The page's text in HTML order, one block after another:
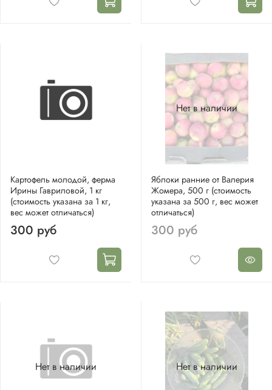
Картофель молодой, ферма
Ирины Гавриловой, 1 кг
(стоимость указана за 1 кг,
вес может отличаться)
300 руб
Нет в наличии
Яблоки ранние от Валерия
Жомера, 500 г (стоимость
указана за 500 г, вес может
отличаться)
300 руб
Нет в наличии Нет в наличии